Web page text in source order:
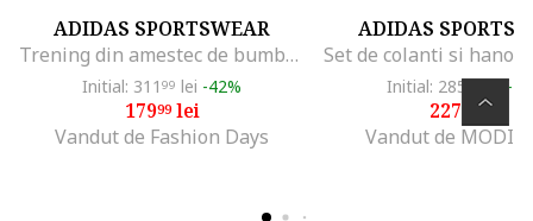
ADIDAS SPORTSWEAR
Trening din amestec de bumbac cu logo, Roz pastel/Alb optic
Initial: 311 99 lei -42%
17999lei
Vandut de Fashion Days
ADIDAS
Initial: 285 lei-
227
lei
Vandut de